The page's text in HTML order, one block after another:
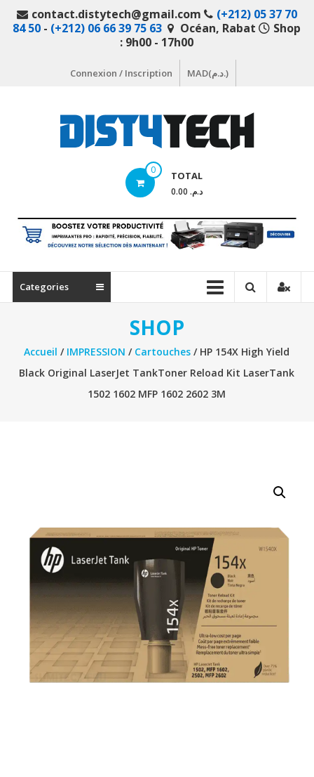
contact.distytech@gmail.com
(+212) 05 37 70
84 50 - (+212) 06 66 39 75 63 Océan, Rabat
Shop
: 9h00 - 17h00
Connexion / Inscription MAD(د.م.)
en
ligne
matériel
informatique
0 TOTAL
د.م. 0.00
Categories
SHOP
Accueil / IMPRESSION / Cartouches / HP 154X High Yield
Black Original LaserJet TankToner Reload Kit LaserTank
1502 1602 MFP 1602 2602 3M